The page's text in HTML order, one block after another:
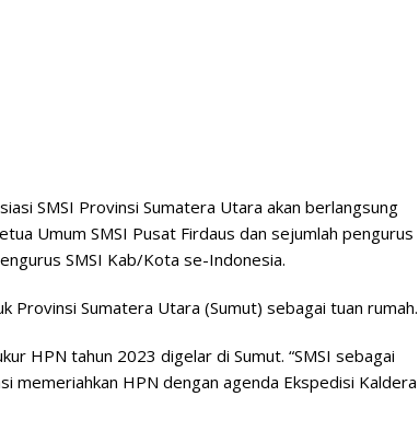
SMSI Provinsi Sumatera Utara akan berlangsung
Umum SMSI Pusat Firdaus dan sejumlah pengurus
SMSI Kab/Kota se-Indonesia.
Provinsi Sumatera Utara (Sumut) sebagai tuan rumah.
HPN tahun 2023 digelar di Sumut. “SMSI sebagai
HPN dengan agenda Ekspedisi Kaldera